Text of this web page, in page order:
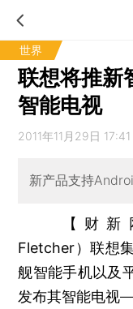
世界
联想将推新
智能电视
2011年11月29日 17:41
新产品支持
【财新
Fletcher）联想
舰智能手机以及
发布其智能电视